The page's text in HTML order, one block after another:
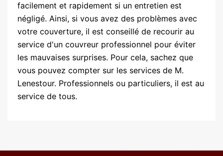
facilement et rapidement si un entretien est
négligé. Ainsi, si vous avez des problèmes avec
votre couverture, il est conseillé de recourir au
service d'un couvreur professionnel pour éviter
les mauvaises surprises. Pour cela, sachez que
vous pouvez compter sur les services de M.
Lenestour. Professionnels ou particuliers, il est au
service de tous.